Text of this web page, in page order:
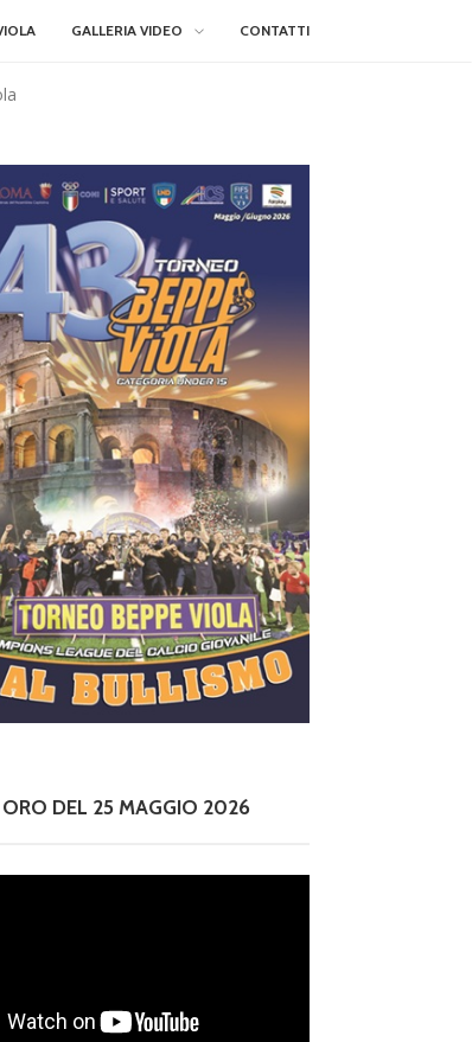
GALLERIA VIDEO CONTATTI
ORO DEL 25 MAGGIO 2026